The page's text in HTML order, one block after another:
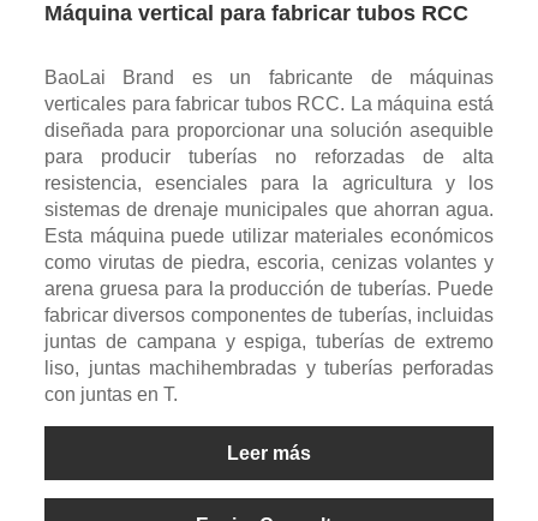
Máquina vertical para fabricar tubos RCC
BaoLai Brand es un fabricante de máquinas
verticales para fabricar tubos RCC. La máquina está
diseñada para proporcionar una solución asequible
para producir tuberías no reforzadas de alta
resistencia, esenciales para la agricultura y los
sistemas de drenaje municipales que ahorran agua.
Esta máquina puede utilizar materiales económicos
como virutas de piedra, escoria, cenizas volantes y
arena gruesa para la producción de tuberías. Puede
fabricar diversos componentes de tuberías, incluidas
juntas de campana y espiga, tuberías de extremo
liso, juntas machihembradas y tuberías perforadas
con juntas en T.
Leer más